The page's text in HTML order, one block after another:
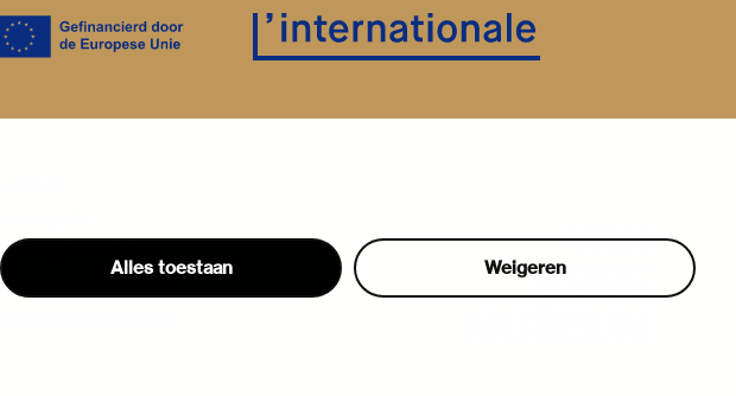
Alles toestaan Weigeren
privacy & cookies
disclaimer & colofon